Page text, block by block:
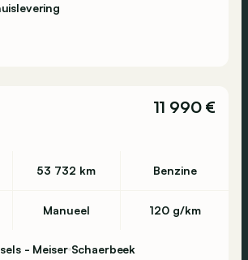
11 990 €
53 732 km Benzine
Manueel 120 g/km
- Meiser Schaerbeek